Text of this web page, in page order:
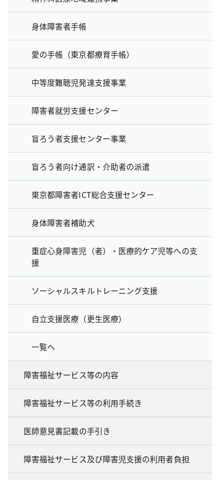
身体障害者手帳
愛の手帳（東京都療育手帳）
中等度難聴児発達支援事業
障害者就労支援センター
盲ろう者支援センター事業
盲ろう者向け通訳・介助者の派遣
東京都障害者ICT総合支援センター
身体障害者補助犬
重症心身障害児（者）・医療的ケア児等への支
援
ソーシャルスキルトレーニング支援
自立支援医療（更生医療）
一覧へ
障害福祉サービス等の内容
障害福祉サービス等の利用手続き
医師意見書記載の手引き
障害福祉サービス及び障害児支援の利用者負担